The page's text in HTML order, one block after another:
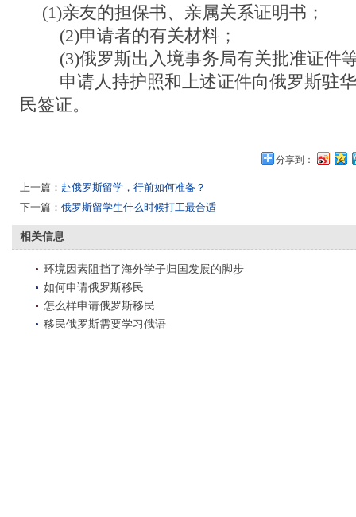
(1)亲友的担保书、亲属关系证明书；
(2)申请者的有关材料；
(3)俄罗斯出入境事务局有关批准证件
申请人持护照和上述证件向俄罗斯驻华
民签证。
分享到：
上一篇： 赴俄罗斯留学，行前如何准备？
下一篇： 俄罗斯留学生什么时候打工最合适
相关信息
环境因素阻挡了海外学子归国发展的脚步
如何申请俄罗斯移民
怎么样申请俄罗斯移民
移民俄罗斯需要学习俄语